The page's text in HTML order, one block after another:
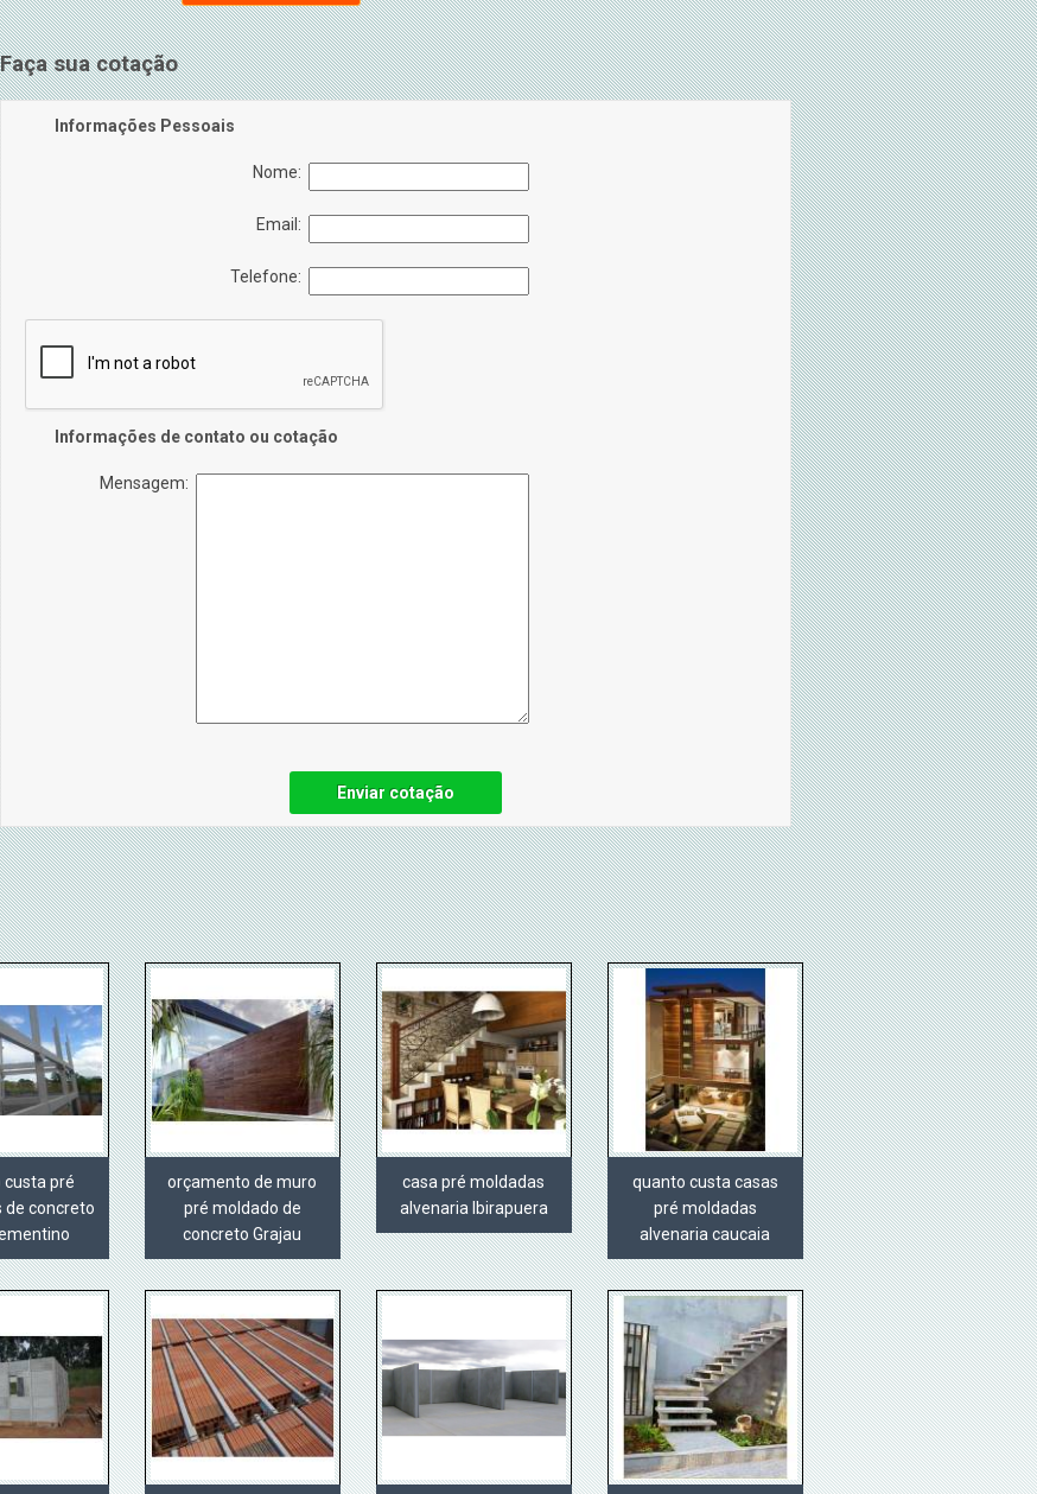
Faça sua cotação
Informações Pessoais
Nome:
Email:
Telefone:
Informações de contato ou cotação
Mensagem:
Enviar cotação
custa pré
de concreto
orçamento de muro
pré moldado de
concreto Grajau
casa pré moldadas
alvenaria Ibirapuera
quanto custa casas
pré moldadas
alvenaria caucaia